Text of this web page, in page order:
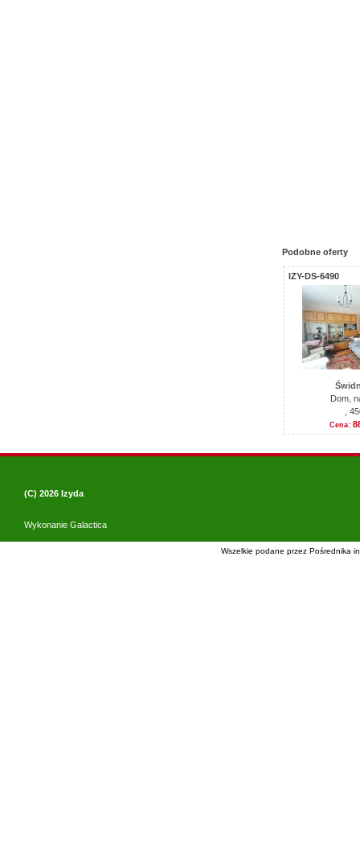
Podobne oferty
IZY-DS-6490
Dom,
,
Cena:
(C) 2026 Izyda
Wykonanie Galactica
Wszelkie podane przez Pośrednika